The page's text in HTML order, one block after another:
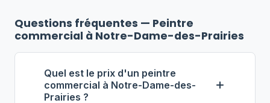
Questions fréquentes — Peintre
commercial à Notre-Dame-des-Prairies
Quel est le prix d'un peintre
commercial à Notre-Dame-des-
Prairies ?